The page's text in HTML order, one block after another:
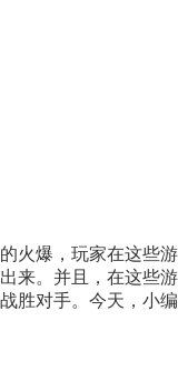
火爆，玩家在这些游
来。并且，在这些游
胜对手。今天，小编